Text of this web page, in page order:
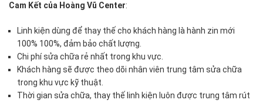
Cam Kết của Hoàng Vũ Center:
Linh kiện dùng để thay thế cho khách hàng là hành zin mới
100% 100%, đảm bảo chất lượng.
Chi phí sửa chữa rẻ nhất trong khu vực.
Khách hàng sẽ được theo dõi nhân viên trung tâm sửa chữa
trong khu vực kỹ thuật.
Thời gian sửa chữa, thay thế linh kiện luôn được trung tâm rút